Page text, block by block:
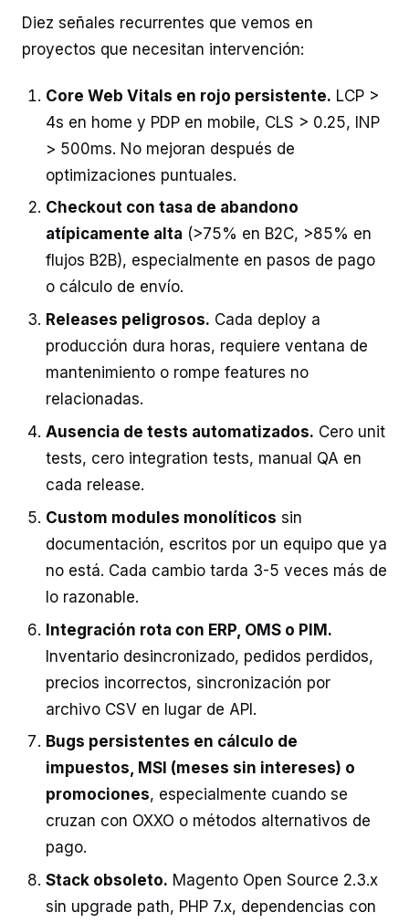
Diez señales recurrentes que vemos en
proyectos que necesitan intervención:
Core Web Vitals en rojo persistente. LCP >
4s en home y PDP en mobile, CLS > 0.25, INP
> 500ms. No mejoran después de
optimizaciones puntuales.
Checkout con tasa de abandono
atípicamente alta (>75% en B2C, >85% en
flujos B2B), especialmente en pasos de pago
o cálculo de envío.
Releases peligrosos. Cada deploy a
producción dura horas, requiere ventana de
mantenimiento o rompe features no
relacionadas.
Ausencia de tests automatizados. Cero unit
tests, cero integration tests, manual QA en
cada release.
Custom modules monolíticos sin
documentación, escritos por un equipo que ya
no está. Cada cambio tarda 3-5 veces más de
lo razonable.
Integración rota con ERP, OMS o PIM.
Inventario desincronizado, pedidos perdidos,
precios incorrectos, sincronización por
archivo CSV en lugar de API.
Bugs persistentes en cálculo de
impuestos, MSI (meses sin intereses) o
promociones, especialmente cuando se
cruzan con OXXO o métodos alternativos de
pago.
Stack obsoleto. Magento Open Source 2.3.x
sin upgrade path, PHP 7.x, dependencias con